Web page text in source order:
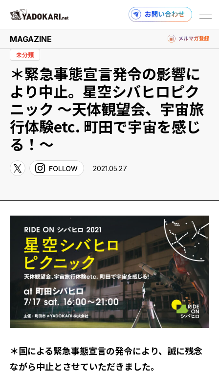
商品検索 読みもの検索
PRODUCTS
MAGAZINE
YADOKARI について
MAGAZINE
未分類
＊緊急事態宣言発令の影響に
より中止。星空シバヒロピク
ニック 〜天体観望会、宇宙旅
行体験etc. 町田で宇宙を感じ
る！〜
2021.05.27
＊国による緊急事態宣言の発令により、誠に残念
ながら中止とさせていただきました。